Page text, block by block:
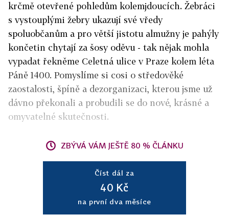
krčmě otevřené pohledům kolemjdoucích. Žebráci
s vystouplými žebry ukazují své vředy
spoluobčanům a pro větší jistotu almužny je pahýly
končetin chytají za šosy oděvu - tak nějak mohla
vypadat řekněme Celetná ulice v Praze kolem léta
Páně 1400. Pomyslíme si cosi o středověké
zaostalosti, špíně a dezorganizaci, kterou jsme už
dávno překonali a probudili se do nové, krásné a
omyvatelné skutečnosti.
ZBÝVÁ VÁM JEŠTĚ 80 % ČLÁNKU
Číst dál za
40 Kč
na první dva měsíce